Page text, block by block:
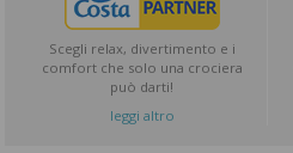
Scegli relax, divertimento e i
comfort che solo una crociera
può darti!
leggi altro